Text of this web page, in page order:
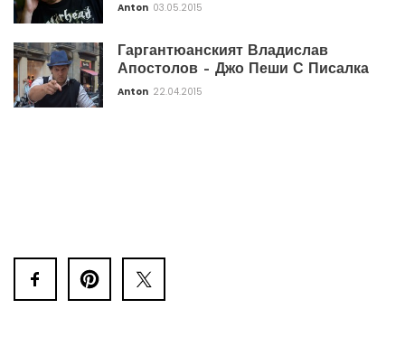
Anton 03.05.2015
Гаргантюанският Владислав
Апостолов – Джо Пеши С Писалка
Anton 22.04.2015